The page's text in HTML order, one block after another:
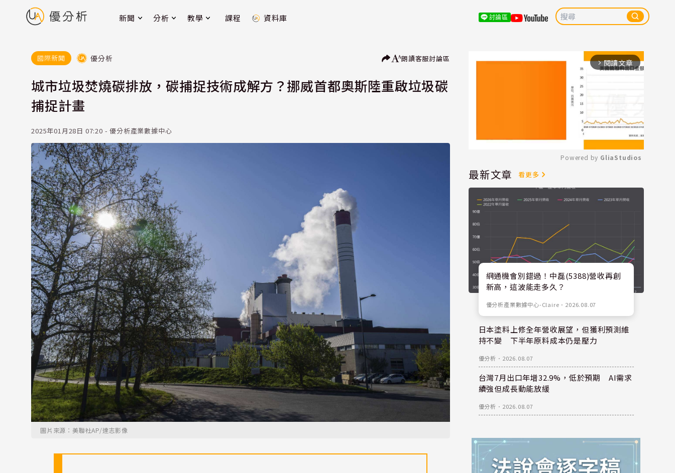
新聞 分析 教學 課程 資料庫 討論區
國際新聞 優分析 朗讀客服討論區
城市垃圾焚燒碳排放，碳捕捉技術成解方？挪威首都奧斯陸重啟垃圾碳
捕捉計畫
2025年01月28日 07:20 - 優分析產業數據中心
圖片來源：美聯社AP/達志影像
arrow_forward_ios 閱讀文章
Mute
Powered by GliaStudios
最新文章 看更多
網通機會別錯過！中磊(5388)營收再創
新高，這波能走多久？
優分析產業數據中心-Claire ． 2026.08.07
日本塗料上修全年營收展望，但獲利預測維
持不變 下半年原料成本仍是壓力
優分析 ． 2026.08.07
台灣7月出口年增32.9%，低於預期 AI需求
續強但成長動能放緩
優分析 ． 2026.08.07